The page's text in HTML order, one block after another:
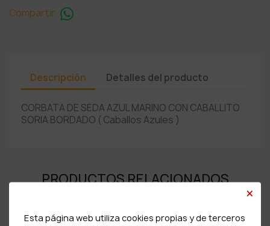
Compartir
Descripción Detalles del producto
CORBATA DE SEDA AZUL MARINO CON CABALLITO
SORIA BORDADO ( Caballos Azules )
PRODUCTOS RELACIONADOS
×
Esta página web utiliza cookies propias y de terceros